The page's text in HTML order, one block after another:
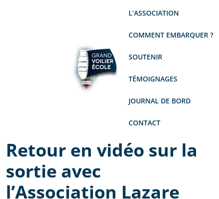
L’ASSOCIATION
COMMENT EMBARQUER ?
SOUTENIR
TÉMOIGNAGES
JOURNAL DE BORD
CONTACT
Retour en vidéo sur la
sortie avec
l’Association Lazare